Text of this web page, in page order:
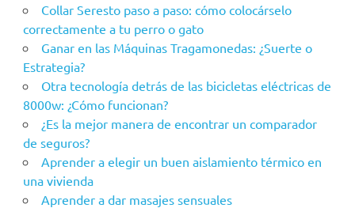
Collar Seresto paso a paso: cómo colocárselo
correctamente a tu perro o gato
Ganar en las Máquinas Tragamonedas: ¿Suerte o
Estrategia?
Otra tecnología detrás de las bicicletas eléctricas de
8000w: ¿Cómo funcionan?
¿Es la mejor manera de encontrar un comparador
de seguros?
Aprender a elegir un buen aislamiento térmico en
una vivienda
Aprender a dar masajes sensuales